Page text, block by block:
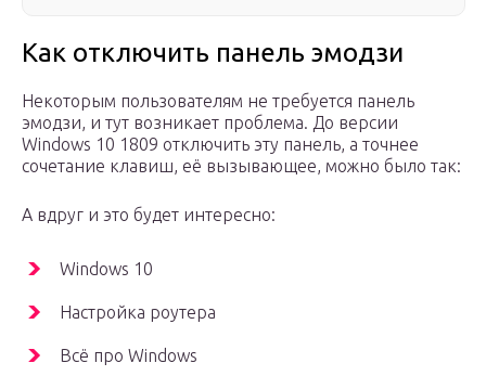
Как отключить панель эмодзи
Некоторым пользователям не требуется панель
эмодзи, и тут возникает проблема. До версии
Windows 10 1809 отключить эту панель, а точнее
сочетание клавиш, её вызывающее, можно было так:
А вдруг и это будет интересно:
Windows 10
Настройка роутера
Всё про Windows